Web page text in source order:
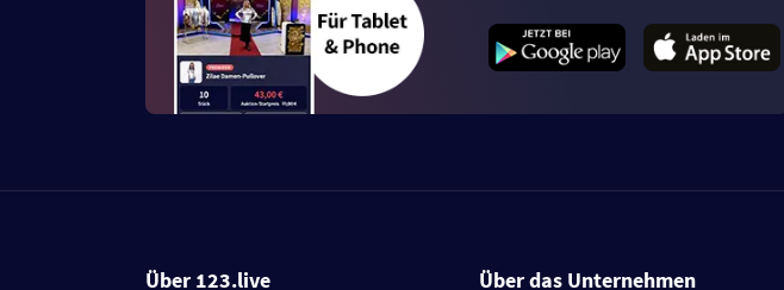
Über 123.live Über das Unternehmen